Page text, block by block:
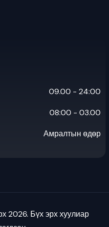
09.00 - 24:00
08:00 - 03.00
Амралтын өдөр
2026. Бүх эрх хуулиар